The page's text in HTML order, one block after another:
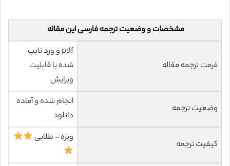
مشخصات و وضعیت ترجمه فارسی این مقاله
فرمت ترجمه مقاله
pdf و ورد تایپ
شده با قابلیت
ویرایش
وضعیت ترجمه
انجام شده و آماده
دانلود
کیفیت ترجمه
ویژه – طلایی